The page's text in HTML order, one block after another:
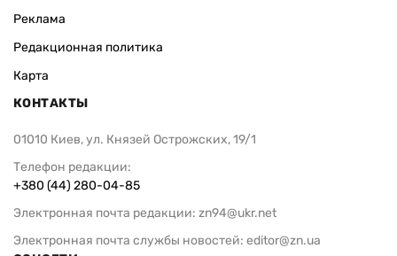
Реклама
Редакционная политика
Карта
КОНТАКТЫ
01010 Киев, ул. Князей Острожских, 19/1
Телефон редакции:
+380 (44) 280-04-85
Электронная почта редакции: zn94@ukr.net
Электронная почта службы новостей: editor@zn.ua